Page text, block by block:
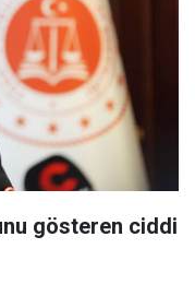
gösteren ciddi